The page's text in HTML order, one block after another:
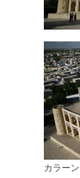
カラー